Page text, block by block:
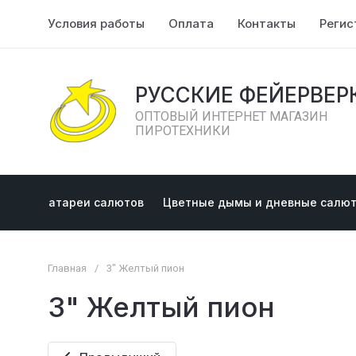
Условия работы Оплата Контакты
РУССКИЕ
ОПТОВЫЙ ИНТЕРНЕТ МАГАЗИН
ПИРОТЕХНИКИ
Батареи салютов Цветные дымы и дневные
Главная / 3" Желтый пион
3" Желтый пион